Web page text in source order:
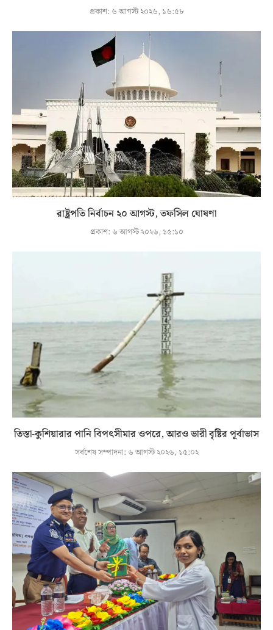
প্রকাশ: ৬ আগস্ট ২০২৬, ১৬:৫৮
রাষ্ট্রপতি নির্বাচন ২০ আগস্ট, তফসিল ঘোষণা
প্রকাশ: ৬ আগস্ট ২০২৬, ১৫:১০
তিস্তা-কুশিয়ারার পানি বিপৎসীমার ওপরে, আরও ভারী বৃষ্টির পূর্বাভাস
সর্বশেষ সম্পাদনা: ৬ আগস্ট ২০২৬, ১৫:০২